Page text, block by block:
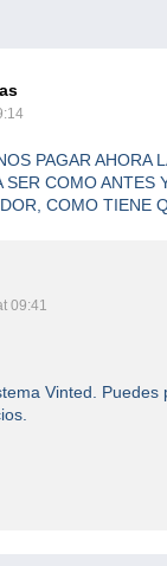
PAGAR AHORA
COMO ANTES
COMO TIENE
09:41
Vinted.